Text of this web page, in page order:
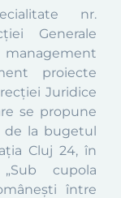
nr.
Generale
management
proiecte
Juridice
se propune
de la bugetul
Cluj 24, în
„Sub cupola
între